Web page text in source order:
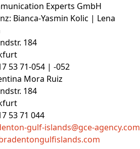
Experts GmbH
Bianca-Yasmin Kolic | Lena
184
53 71-054 | -052
Mora Ruiz
184
53 71 044
gulf-islands@gce-agency.com